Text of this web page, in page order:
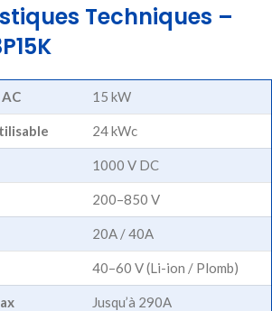
Techniques –
15 kW
24 kWc
1000 V DC
200–850 V
20A / 40A
40–60 V (Li-ion / Plomb)
Jusqu’à 290A